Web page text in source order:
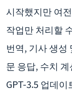
시작했지만 여
작업만 처리할
번역, 기사 생성
문 응답, 수치
GPT-3.5 업데